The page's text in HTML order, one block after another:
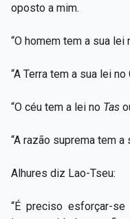
oposto a mim.
“O homem tem a sua lei
“A Terra tem a sua lei no
“O céu tem a lei no Tas
“A razão suprema tem
Alhures diz Lao-Tseu:
“É preciso esforçar-